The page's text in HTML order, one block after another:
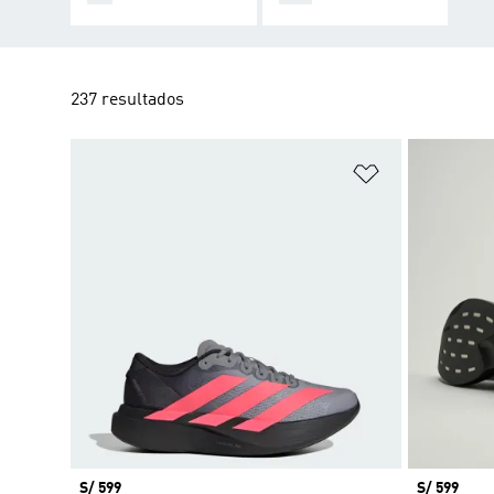
237 resultados
Precio
S/ 599
Precio
S/ 599